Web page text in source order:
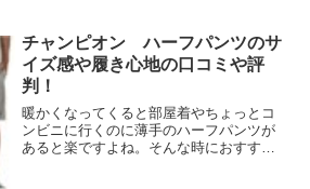
チャンピオン ハーフパンツのサ
イズ感や履き心地の口コミや評
判！
暖かくなってくると部屋着やちょっとコ
ンビニに行くのに薄手のハーフパンツが
あると楽ですよね。そんな時におすすめ